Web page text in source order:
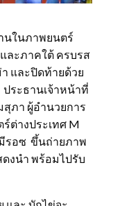
นในภาพยนตร์
ละภาคใต้ ครบรส
และปิดท้ายด้วย
ระธานเจ้าหน้าที่
ภา ผู้อำนวยการ
ต่างประเทศ M
มีรอซ ขึ้นถ่ายภาพ
งนำ พร้อมไปรับ